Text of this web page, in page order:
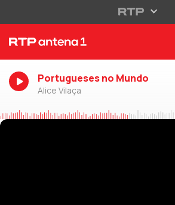
Portugueses no Mundo
Alice Vilaça